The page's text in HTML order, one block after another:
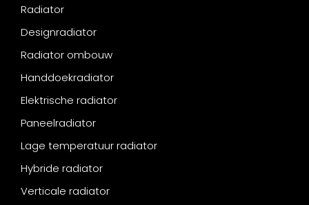
Radiator
Designradiator
Radiator ombouw
Handdoekradiator
Elektrische radiator
Paneelradiator
Lage temperatuur radiator
Hybride radiator
Verticale radiator